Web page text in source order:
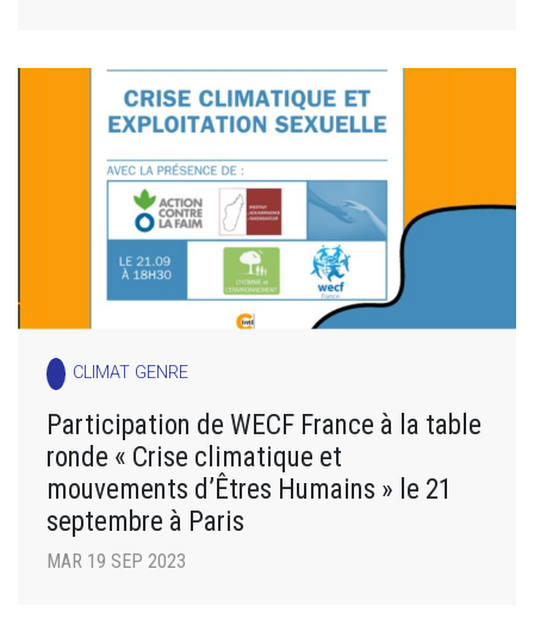
CLIMAT GENRE
Participation de WECF France à la table
ronde « Crise climatique et
mouvements d’Êtres Humains » le 21
septembre à Paris
MAR 19 SEP 2023